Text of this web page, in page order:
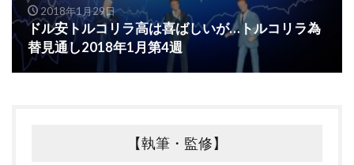
2018年1月29日
ドル安トルコリラ高は喜ばしいが…トルコリラ為
替見通し2018年1月第4週
【執筆・監修】